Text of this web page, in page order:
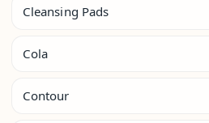
Cleansing Pads
Cola
Contour